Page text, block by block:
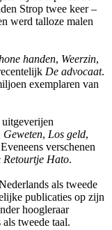
Strop twee keer –
werd talloze malen
handen, Weerzin,
De advocaat.
exemplaren van
uitgeverijen
Geweten, Los geld,
verschenen
Retourtje Hato.
als tweede
publicaties op zijn
hoogleraar
tweede taal.